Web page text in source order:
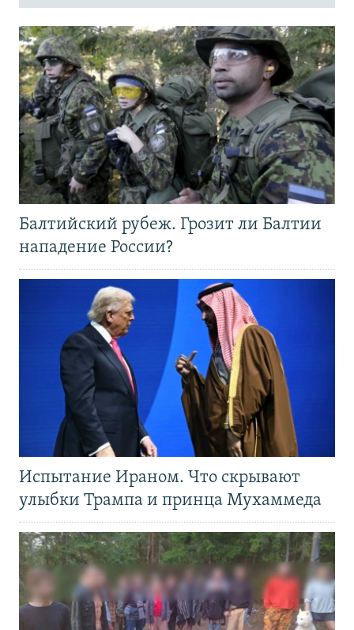
Балтийский рубеж. Грозит ли Балтии
нападение России?
Испытание Ираном. Что скрывают
улыбки Трампа и принца Мухаммеда